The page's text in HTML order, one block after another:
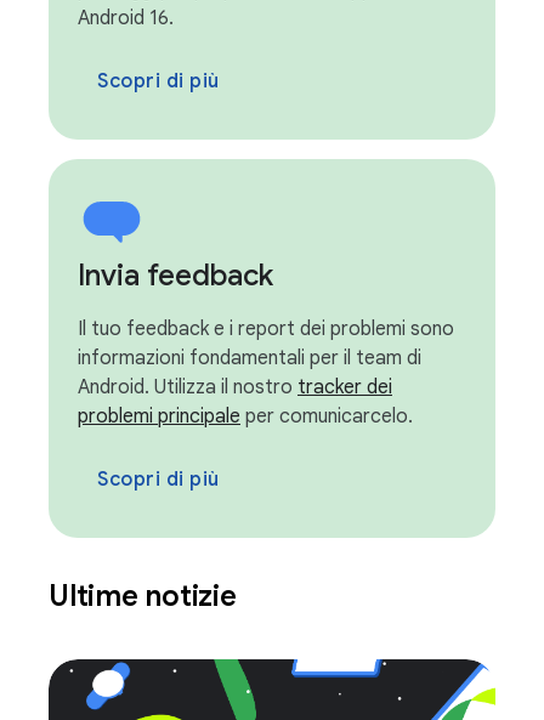
Android 16.
Scopri di più
Invia feedback
Il tuo feedback e i report dei problemi sono
informazioni fondamentali per il team di
Android. Utilizza il nostro tracker dei
problemi principale per comunicarcelo.
Scopri di più
Ultime notizie